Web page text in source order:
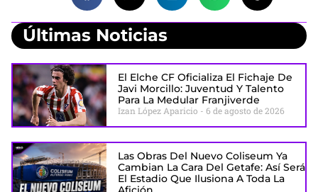
Últimas Noticias
El Elche CF Oficializa El Fichaje De
Javi Morcillo: Juventud Y Talento
Para La Medular Franjiverde
Izan López Aparicio 6 de agosto de 2026
Las Obras Del Nuevo Coliseum Ya
Cambian La Cara Del Getafe: Así Será
El Estadio Que Ilusiona A Toda La